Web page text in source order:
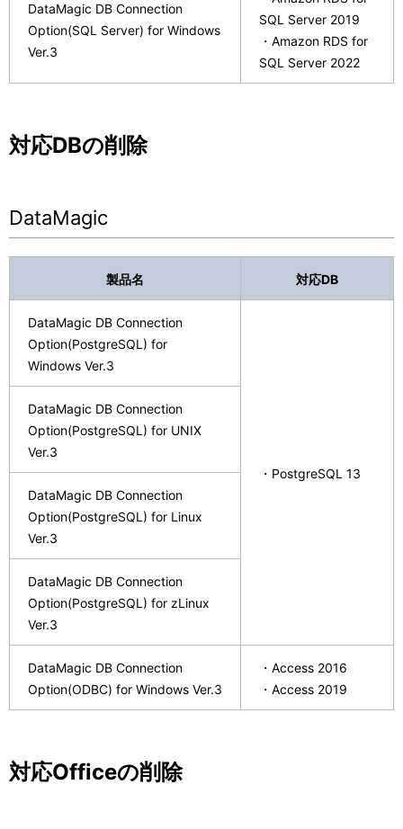
DataMagic DB Connection
Option(SQL Server) for Windows
Ver.3
SQL Server 2019
・Amazon RDS for
SQL Server 2022
対応DBの削除
DataMagic
製品名 対応DB
DataMagic DB Connection
Option(PostgreSQL) for
Windows Ver.3
・PostgreSQL 13
DataMagic DB Connection
Option(PostgreSQL) for UNIX
Ver.3
DataMagic DB Connection
Option(PostgreSQL) for Linux
Ver.3
DataMagic DB Connection
Option(PostgreSQL) for zLinux
Ver.3
DataMagic DB Connection
Option(ODBC) for Windows Ver.3
・Access 2016
・Access 2019
対応Officeの削除